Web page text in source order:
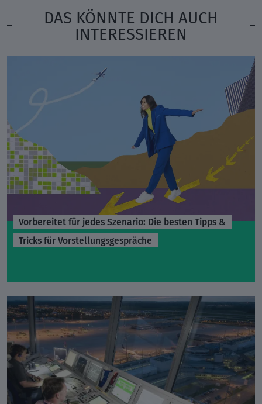
DAS KÖNNTE DICH AUCH
INTERESSIEREN
Vorbereitet für jedes Szenario: Die besten Tipps &
Tricks für Vorstellungsgespräche